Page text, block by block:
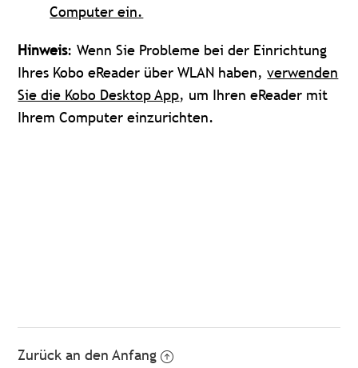
Computer ein.
Hinweis: Wenn Sie Probleme bei der Einrichtung
Ihres Kobo eReader über WLAN haben,verwenden
Sie die Kobo Desktop App, um Ihren eReader mit
Ihrem Computer einzurichten.
Zurück an den Anfang